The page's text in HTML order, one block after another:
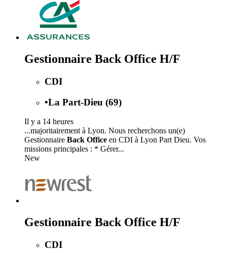
Gestionnaire Back Office H/F
CDI
•La Part-Dieu (69)
Il y a 14 heures
...majoritairement à Lyon. Nous recherchons un(e)
Gestionnaire Back Office en CDI à Lyon Part Dieu. Vos
missions principales : * Gérer...
New
Gestionnaire Back Office H/F
CDI